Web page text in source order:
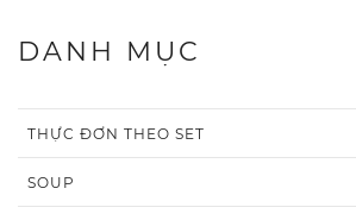
DANH MỤC
THỰC ĐƠN THEO SET
SOUP